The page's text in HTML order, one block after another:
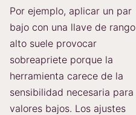
Por ejemplo, aplicar un par
bajo con una llave de rango
alto suele provocar
sobreapriete porque la
herramienta carece de la
sensibilidad necesaria para
valores bajos. Los ajustes